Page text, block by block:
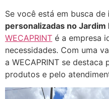
Se você está em busca de
personalizadas no Jardim
WECAPRINT é a empresa
necessidades. Com uma
a WECAPRINT se destaca
produtos e pelo